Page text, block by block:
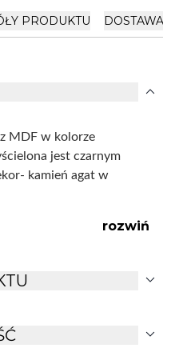
PRODUKTU DOSTAWA
expand_more
MDF w kolorze
jest czarnym
kamień agat w
rozwiń
expand_more
expand_more